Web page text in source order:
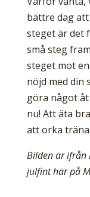
bättre dag
steget är det
små steg
steget mot
nöjd med din
göra något
nu! Att äta
att orka träna.
Bilden är ifrån
julfint här på